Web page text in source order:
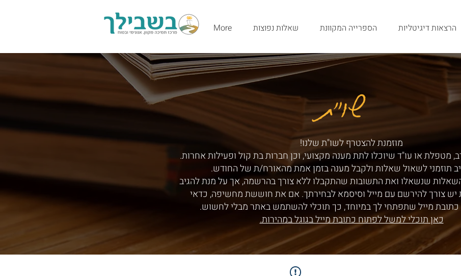
הרצאות דיגיטליות הספרייה המקוונת שאלות נפוצות More
שו"ת
שו"ת
מוזמנת להצטרף לשו"ת שלנו!
מטפלת או עו"ד שיוכלו לתת מענה מקצועי, וכן חברות בת קול ופעילות אחרות.
תוזמני לשאול שאלות ולקבל מענה בזמן אמת מהאורח/ת של החודש.
שנשאלו ואת התשובות שהתקבלו ללא צורך בהרשמה, אך על מנת להגיב
יש צורך להירשם עם מייל וסיסמא לבחירתך. אם את חוששת מחשיפה, כדאי
מייל שתפתחי לך במיוחד, כך תוכלי להשתמש באתר מבלי לחשוש.
כאן תוכלי למשל לפתוח כתובת מייל בגוגל במהירות.